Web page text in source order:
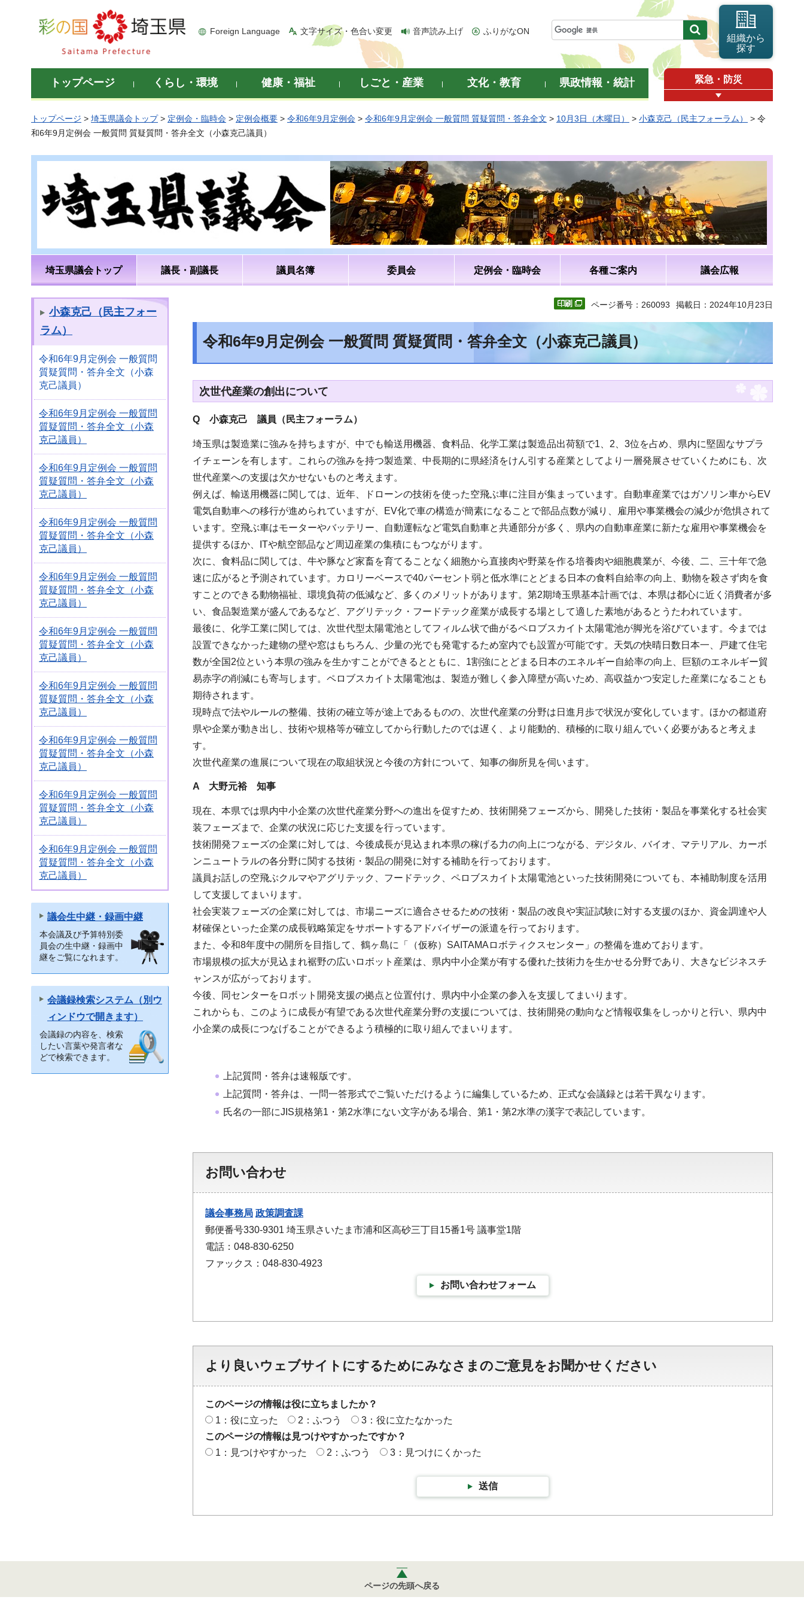
彩の国 埼玉県
Foreign Language 文字サイズ・色合い変更 音声読み上げ ふりがなON
組織から
探す
トップページ くらし・環境 健康・福祉 しごと・産業 文化・教育 県政情報・統計 緊急・防災
トップページ > 埼玉県議会トップ> 定例会・臨時会 > 定例会概要 > 令和6年9月定例会 > 令和6年9月定例会 一般質問 質疑質問・答弁全文 > 10月3日（木曜日） > 小森克己（民主フォーラム）
> 令
和6年9月定例会 一般質問 質疑質問・答弁全文（小森克己議員）
埼玉県議会トップ 議長・副議長 議員名簿 委員会 定例会・臨時会 各種ご案内 議会広報
小森克己（民主フォー
ラム）
令和6年9月定例会 一般質問
質疑質問・答弁全文（小森
克己議員）
令和6年9月定例会 一般質問
質疑質問・答弁全文（小森
克己議員）
令和6年9月定例会 一般質問
質疑質問・答弁全文（小森
克己議員）
令和6年9月定例会 一般質問
質疑質問・答弁全文（小森
克己議員）
令和6年9月定例会 一般質問
質疑質問・答弁全文（小森
克己議員）
令和6年9月定例会 一般質問
質疑質問・答弁全文（小森
克己議員）
令和6年9月定例会 一般質問
質疑質問・答弁全文（小森
克己議員）
令和6年9月定例会 一般質問
質疑質問・答弁全文（小森
克己議員）
令和6年9月定例会 一般質問
質疑質問・答弁全文（小森
克己議員）
令和6年9月定例会 一般質問
質疑質問・答弁全文（小森
克己議員）
議会生中継・録画中継
本会議及び予算特別委
員会の生中継・録画中
継をご覧になれます。
会議録検索システム（別ウ
ィンドウで開きます）
会議録の内容を、検索
したい言葉や発言者な
どで検索できます。
ページ番号：260093 掲載日：2024年10月23日
令和6年9月定例会 一般質問 質疑質問・答弁全文（小森克己議員）
次世代産業の創出について
Q 小森克己 議員（民主フォーラム）
埼玉県は製造業に強みを持ちますが、中でも輸送用機器、食料品、化学工業は製造品出荷額で1、2、3位を占め、県内に堅固なサプラ
イチェーンを有します。これらの強みを持つ製造業、中長期的に県経済をけん引する産業としてより一層発展させていくためにも、次
世代産業への支援は欠かせないものと考えます。
例えば、輸送用機器に関しては、近年、ドローンの技術を使った空飛ぶ車に注目が集まっています。自動車産業ではガソリン車からEV
電気自動車への移行が進められていますが、EV化で車の構造が簡素になることで部品点数が減り、雇用や事業機会の減少が危惧されて
います。空飛ぶ車はモーターやバッテリー、自動運転など電気自動車と共通部分が多く、県内の自動車産業に新たな雇用や事業機会を
提供するほか、ITや航空部品など周辺産業の集積にもつながります。
次に、食料品に関しては、牛や豚など家畜を育てることなく細胞から直接肉や野菜を作る培養肉や細胞農業が、今後、二、三十年で急
速に広がると予測されています。カロリーベースで40パーセント弱と低水準にとどまる日本の食料自給率の向上、動物を殺さず肉を食
すことのできる動物福祉、環境負荷の低減など、多くのメリットがあります。第2期埼玉県基本計画では、本県は都心に近く消費者が多
い、食品製造業が盛んであるなど、アグリテック・フードテック産業が成長する場として適した素地があるとうたわれています。
最後に、化学工業に関しては、次世代型太陽電池としてフィルム状で曲がるペロブスカイト太陽電池が脚光を浴びています。今までは
設置できなかった建物の壁や窓はもちろん、少量の光でも発電するため室内でも設置が可能です。天気の快晴日数日本一、戸建て住宅
数が全国2位という本県の強みを生かすことができるとともに、1割強にとどまる日本のエネルギー自給率の向上、巨額のエネルギー貿
易赤字の削減にも寄与します。ペロブスカイト太陽電池は、製造が難しく参入障壁が高いため、高収益かつ安定した産業になることも
期待されます。
現時点で法やルールの整備、技術の確立等が途上であるものの、次世代産業の分野は日進月歩で状況が変化しています。ほかの都道府
県や企業が動き出し、技術や規格等が確立してから行動したのでは遅く、より能動的、積極的に取り組んでいく必要があると考えま
す。
次世代産業の進展について現在の取組状況と今後の方針について、知事の御所見を伺います。
A 大野元裕 知事
現在、本県では県内中小企業の次世代産業分野への進出を促すため、技術開発フェーズから、開発した技術・製品を事業化する社会実
装フェーズまで、企業の状況に応じた支援を行っています。
技術開発フェーズの企業に対しては、今後成長が見込まれ本県の稼げる力の向上につながる、デジタル、バイオ、マテリアル、カーボ
ンニュートラルの各分野に関する技術・製品の開発に対する補助を行っております。
議員お話しの空飛ぶクルマやアグリテック、フードテック、ペロブスカイト太陽電池といった技術開発についても、本補助制度を活用
して支援してまいります。
社会実装フェーズの企業に対しては、市場ニーズに適合させるための技術・製品の改良や実証試験に対する支援のほか、資金調達や人
材確保といった企業の成長戦略策定をサポートするアドバイザーの派遣を行っております。
また、令和8年度中の開所を目指して、鶴ヶ島に「（仮称）SAITAMAロボティクスセンター」の整備を進めております。
市場規模の拡大が見込まれ裾野の広いロボット産業は、県内中小企業が有する優れた技術力を生かせる分野であり、大きなビジネスチ
ャンスが広がっております。
今後、同センターをロボット開発支援の拠点と位置付け、県内中小企業の参入を支援してまいります。
これからも、このように成長が有望である次世代産業分野の支援については、技術開発の動向など情報収集をしっかりと行い、県内中
小企業の成長につなげることができるよう積極的に取り組んでまいります。
上記質問・答弁は速報版です。
上記質問・答弁は、一問一答形式でご覧いただけるように編集しているため、正式な会議録とは若干異なります。
氏名の一部にJIS規格第1・第2水準にない文字がある場合、第1・第2水準の漢字で表記しています。
お問い合わせ
議会事務局 政策調査課
郵便番号330-9301 埼玉県さいたま市浦和区高砂三丁目15番1号 議事堂1階
電話：048-830-6250
ファックス：048-830-4923
お問い合わせフォーム
より良いウェブサイトにするためにみなさまのご意見をお聞かせください
このページの情報は役に立ちましたか？
1：役に立った
2：ふつう
3：役に立たなかった
このページの情報は見つけやすかったですか？
1：見つけやすかった
2：ふつう 3：見つけにくかった
送信
ページの先頭へ戻る